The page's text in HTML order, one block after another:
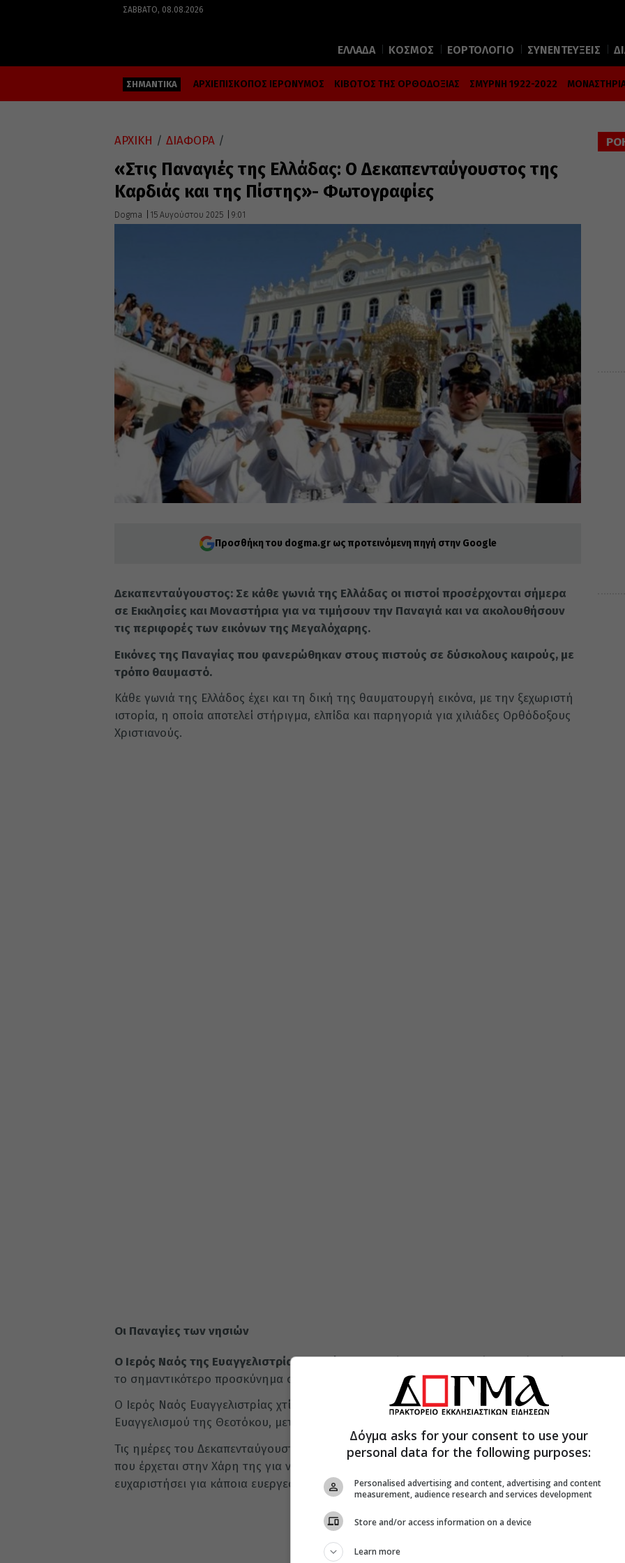
ΣΆΒΒΑΤΟ, 08.08.2026
ΕΛΛΑΔΑ ΚΟΣΜΟΣ ΕΟΡΤΟΛΟΓΙΟ ΣΥΝΕΝΤΕΥΞΕΙΣ
ΣΗΜΑΝΤΙΚΑ ΑΡΧΙΕΠΙΣΚΟΠΟΣ ΙΕΡΩΝΥΜΟΣ ΚΙΒΩΤΟΣ ΤΗΣ ΟΡΘΟΔΟΞΙΑΣ ΣΜΥΡΝΗ 1922-2022
ΑΡΧΙΚΗ / ΔΙΑΦΟΡΑ /
«Στις Παναγιές της Ελλάδας: Ο Δεκαπενταύγουστος της
Καρδιάς και της Πίστης»- Φωτογραφίες
Dogma 15 Αυγούστου 2025 9:01
Προσθήκη του dogma.gr ως προτεινόμενη πηγή στην Google
Δεκαπενταύγουστος: Σε κάθε γωνιά της Ελλάδας οι πιστοί προσέρχονται σήμερα
σε Εκκλησίες και Μοναστήρια για να τιμήσουν την Παναγιά και να ακολουθήσουν
τις περιφορές των εικόνων της Μεγαλόχαρης.
Εικόνες της Παναγίας που φανερώθηκαν στους πιστούς σε δύσκολους καιρούς, με
τρόπο θαυμαστό.
Κάθε γωνιά της Ελλάδος έχει και τη δική της θαυματουργή εικόνα, με την ξεχωριστή
ιστορία, η οποία αποτελεί στήριγμα, ελπίδα και παρηγοριά για χιλιάδες Ορθόδοξους
Χριστιανούς.
Οι Παναγίες των νησιών
Ο Ιερός Ναός της Ευαγγελιστρίας της Τήνουγνωστός και ως Παναγία της Τήνου είναι
το σημαντικότερο προσκύνημα στην Ελλάδα, αλλά και σε όλον τον κόσμο.
Ο Ιερός Ναός Ευαγγελιστρίας χτίστηκε στο σημείο που βρέθηκε η Εικόνα της του
Ευαγγελισμού της Θεοτόκου, μετά από όραμα της Μοναχής Πελαγίας.
Τις ημέρες του Δεκαπενταύγουστου το νησί της Τήνου επισκέπεται πλήθος κόσμου,
που έρχεται στην Χάρη της για να κάνει κάποια παράκκληση ή για να την
ευχαριστήσει για κάποια ευεργεσία της.
Δόγμα asks for your consent to use your
personal data for the following purposes:
Personalised advertising and content, advertising and content
measurement, audience research and services development
Store and/or access information on a device
Learn more